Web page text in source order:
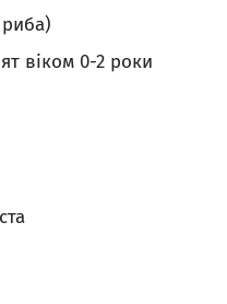
віком 0-2 роки